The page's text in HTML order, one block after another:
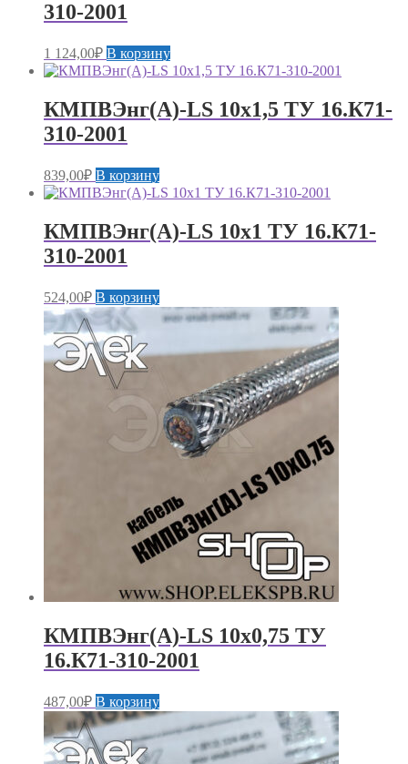
310-2001
1 124,00₽ В корзину
КМПВЭнг(А)-LS 10х1,5 ТУ 16.К71-
310-2001
839,00₽ В корзину
КМПВЭнг(А)-LS 10х1 ТУ 16.К71-
310-2001
524,00₽ В корзину
КМПВЭнг(А)-LS 10х0,75 ТУ
16.К71-310-2001
487,00₽ В корзину